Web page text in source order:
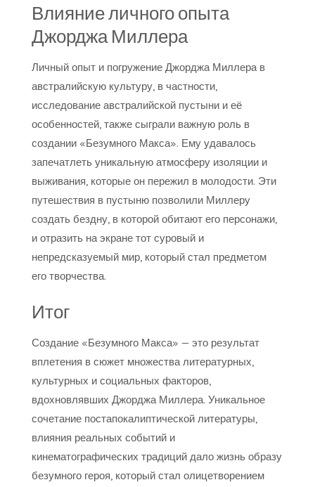
Влияние личного опыта
Джорджа Миллера
Личный опыт и погружение Джорджа Миллера в
австралийскую культуру, в частности,
исследование австралийской пустыни и её
особенностей, также сыграли важную роль в
создании «Безумного Макса». Ему удавалось
запечатлеть уникальную атмосферу изоляции и
выживания, которые он пережил в молодости. Эти
путешествия в пустыню позволили Миллеру
создать бездну, в которой обитают его персонажи,
и отразить на экране тот суровый и
непредсказуемый мир, который стал предметом
его творчества.
Итог
Создание «Безумного Макса» — это результат
вплетения в сюжет множества литературных,
культурных и социальных факторов,
вдохновлявших Джорджа Миллера. Уникальное
сочетание постапокалиптической литературы,
влияния реальных событий и
кинематографических традиций дало жизнь образу
безумного героя, который стал олицетворением